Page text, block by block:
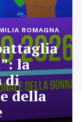
ROMAGNA
la
di
della